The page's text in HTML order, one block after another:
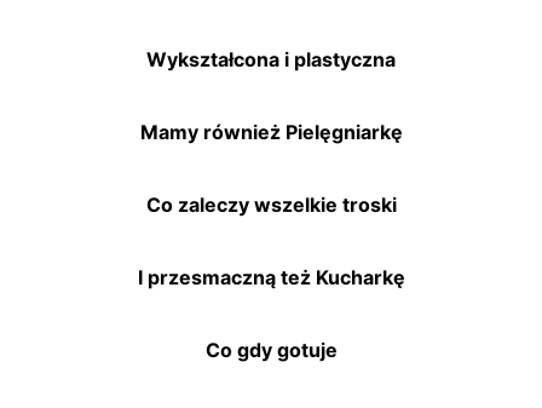
Wykształcona i plastyczna
Mamy również Pielęgniarkę
Co zaleczy wszelkie troski
I przesmaczną też Kucharkę
Co gdy gotuje